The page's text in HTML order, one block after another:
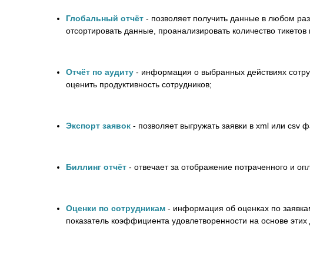
Глобальный отчёт - позволяет получить данные в любом
отсортировать данные, проанализировать количество
Отчёт по аудиту - информация о выбранных действиях
оценить продуктивность сотрудников;
Экспорт заявок - позволяет выгружать заявки в xml или csv
Биллинг отчёт - отвечает за отображение потраченного и
Оценки по сотрудникам - информация об оценках по
показатель коэффициента удовлетворенности на основе